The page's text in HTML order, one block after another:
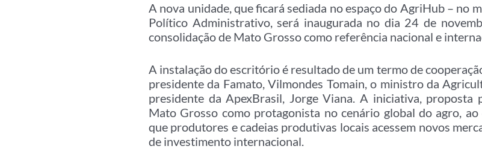
A nova unidade, que ficará sediada no espaço do AgriHub – no
Político Administrativo, será inaugurada no dia 24 de
consolidação de Mato Grosso como referência nacional e
A instalação do escritório é resultado de um termo de
presidente da Famato, Vilmondes Tomain, o ministro da
presidente da ApexBrasil, Jorge Viana. A iniciativa, proposta
Mato Grosso como protagonista no cenário global do agro,
que produtores e cadeias produtivas locais acessem novos
de investimento internacional.